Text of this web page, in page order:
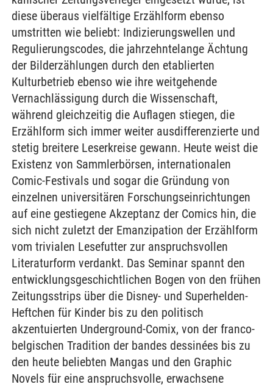
diese überaus vielfältige Erzählform ebenso
umstritten wie beliebt: Indizierungswellen und
Regulierungscodes, die jahrzehntelange Ächtung
der Bilderzählungen durch den etablierten
Kulturbetrieb ebenso wie ihre weitgehende
Vernachlässigung durch die Wissenschaft,
während gleichzeitig die Auflagen stiegen, die
Erzählform sich immer weiter ausdifferenzierte und
stetig breitere Leserkreise gewann. Heute weist die
Existenz von Sammlerbörsen, internationalen
Comic-Festivals und sogar die Gründung von
einzelnen universitären Forschungseinrichtungen
auf eine gestiegene Akzeptanz der Comics hin, die
sich nicht zuletzt der Emanzipation der Erzählform
vom trivialen Lesefutter zur anspruchsvollen
Literaturform verdankt. Das Seminar spannt den
entwicklungsgeschichtlichen Bogen von den frühen
Zeitungsstrips über die Disney- und Superhelden-
Heftchen für Kinder bis zu den politisch
akzentuierten Underground-Comix, von der franco-
belgischen Tradition der bandes dessinées bis zu
den heute beliebten Mangas und den Graphic
Novels für eine anspruchsvolle, erwachsene